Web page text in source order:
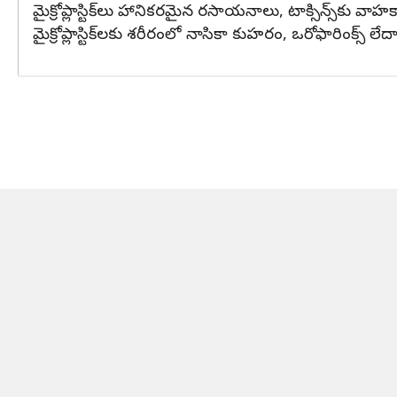
మైక్రోప్లాస్టిక్‌లు హానికరమైన రసాయనాలు, టాక్సిన్స్‌కు
మైక్రోప్లాస్టిక్‌లకు శరీరంలో నాసికా కుహరం, ఒరోఫారింక్స్